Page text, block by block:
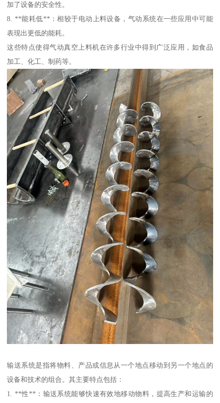
加了设备的安全性。
8. **能耗低**：相较于电动上料设备，气动系统在一些应用中可能
表现出更低的能耗。
这些特点使得气动真空上料机在许多行业中得到广泛应用，如食品
加工、化工、制药等。
输送系统是指将物料、产品或信息从一个地点移动到另一个地点的
设备和技术的组合。其主要特点包括：
1. **性**：输送系统能够快速有效地移动物料，提高生产和运输的